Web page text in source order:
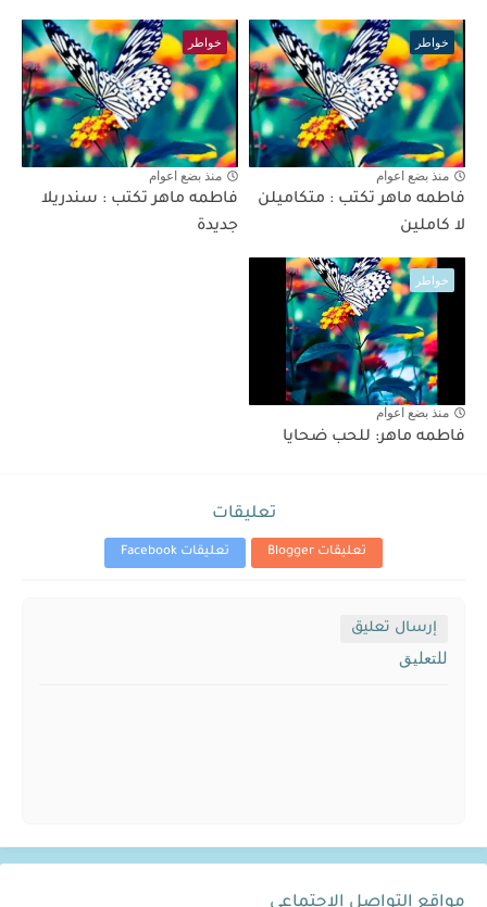
خواطر
منذ بضع اعوام
فاطمه ماهر تكتب : متكاميلن
لا كاملين
خواطر
منذ بضع اعوام
فاطمه ماهر تكتب : سندريلا
جديدة
خواطر
منذ بضع اعوام
فاطمه ماهر: للحب ضحايا
تعليقات
تعليقات Blogger تعليقات Facebook
إرسال تعليق
للتعليق
مواقع التواصل الإجتماعي